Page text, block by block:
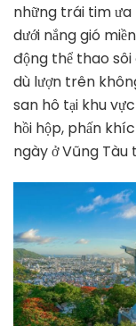
những trái tim
dưới nắng gió
động thể thao sôi
dù lượn trên
san hô tại khu
hồi hộp, phấn
ngày ở Vũng Tàu